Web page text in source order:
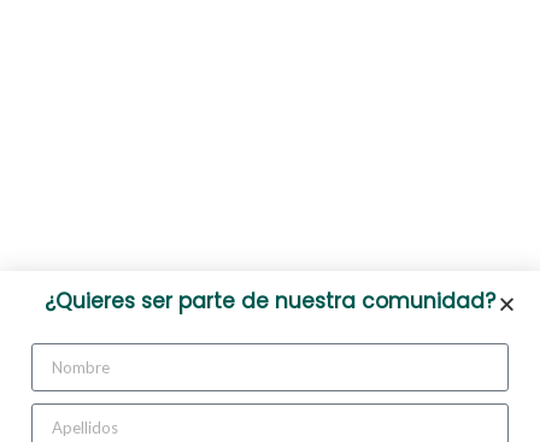
¿Quieres ser parte de nuestra comunidad?